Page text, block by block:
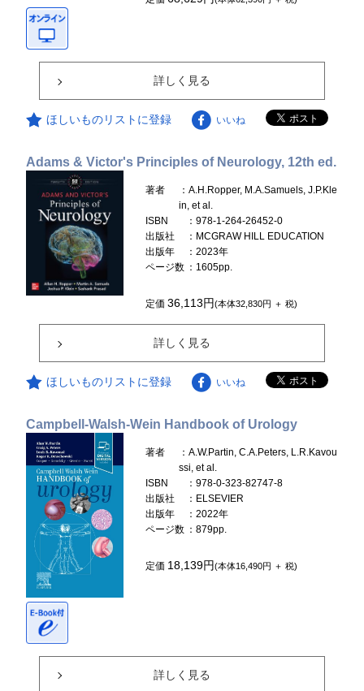
詳しく見る
ほしいものリストに登録 いいね
Adams & Victor's Principles of Neurology, 12th ed.
著者
：A.H.Ropper, M.A.Samuels, J.P.Kle
in, et al.
ISBN
：978-1-264-26452-0
出版社
：MCGRAW HILL EDUCATION
出版年
：2023年
ページ数 ：1605pp.
定価36,113円(本体32,830円 ＋ 税)
詳しく見る
ほしいものリストに登録 いいね
Campbell-Walsh-Wein Handbook of Urology
著者
：A.W.Partin, C.A.Peters, L.R.Kavou
ssi, et al.
ISBN
：978-0-323-82747-8
出版社
：ELSEVIER
出版年
：2022年
ページ数 ：879pp.
定価 18,139円(本体16,490円 ＋ 税)
詳しく見る